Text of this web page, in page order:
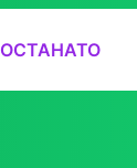
ОСТАНАТО